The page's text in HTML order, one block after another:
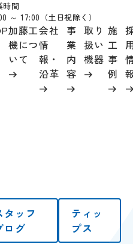
時間
～ 17:00（土日祝除く）
加藤工
機につ
いて
会社
情
報 ・
沿革
事
業
内
容
取り
扱い
機器
施
工
事
例
タッフ
ログ
ティッ
プス